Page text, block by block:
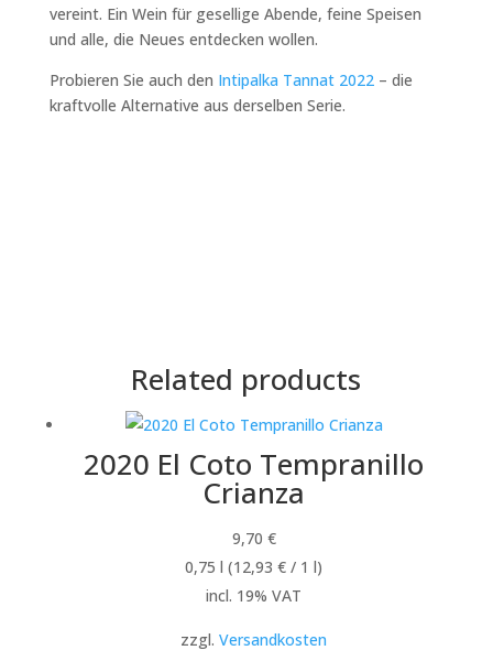
vereint. Ein Wein für gesellige Abende, feine Speisen
und alle, die Neues entdecken wollen.
Probieren Sie auch den Intipalka Tannat 2022– die
kraftvolle Alternative aus derselben Serie.
Related products
2020 El Coto Tempranillo
Crianza
9,70 €
0,75 l (12,93€ / 1l)
incl. 19% VAT
zzgl.Versandkosten